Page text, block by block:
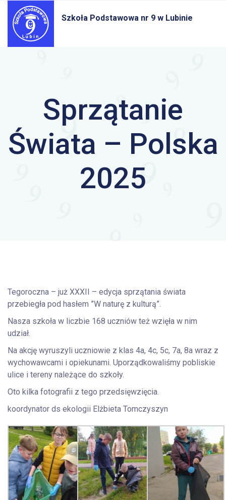
Szkoła Podstawowa nr 9 w Lubinie
Sprzątanie
Świata – Polska
2025
Tegoroczna – już XXXII – edycja sprzątania świata
przebiegła pod hasłem ”W naturę z kulturą”.
Nasza szkoła w liczbie 168 uczniów też wzięła w nim
udział.
Na akcję wyruszyli uczniowie z klas 4a, 4c, 5c, 7a, 8a wraz z
wychowawcami i opiekunami. Uporządkowaliśmy pobliskie
ulice i tereny należące do szkoły.
Oto kilka fotografii z tego przedsięwzięcia.
koordynator ds ekologii Elżbieta Tomczyszyn